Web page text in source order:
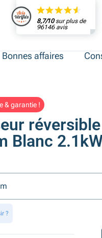
8,7/10sur plus de
96146 avis
Bonnes affaires
& garantie !
Blanc
?